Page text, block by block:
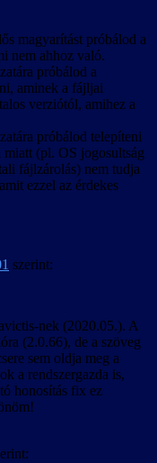
hangzást, de csak
a „népszerű
cserébe viszont
módszerrel éltünk:
pinjinen alapuló „hallás
láthatók az
játékvilágban nem
levők pedig jobbára
bár legalább a
„őŐ” és „űŰ”
A Crystal Engine
eszköz, de a kinyert
alakítására TSL16b-
bonyolódott a
csak az eredeti fájlok
a HR-nél egy 18
A megoldást az ún.
olyan parancssori
is. A Director’s Cut
mert ahhoz létezett
eredetit lecserélve a
így csak a többi
magyarítást próbálod a
nem ahhoz való.
próbálod a
aminek a fájljai
verziótól, amihez a
próbálod telepíteni
miatt (pl. OS jogosultság
fájlzárolás) nem tudja
ezzel az érdekes
szerint:
nek (2020.05.). A
(2.0.66), de a szöveg
sem oldja meg a
a rendszergazda is,
honosítás fix ez